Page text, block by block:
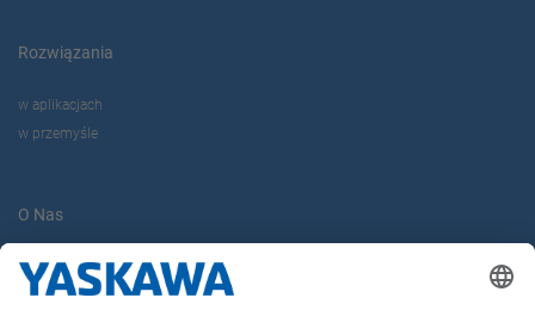
Rozwiązania
w aplikacjach
w przemyśle
O Nas
Yaskawa Europe Gmbh
Yaskawa Polska